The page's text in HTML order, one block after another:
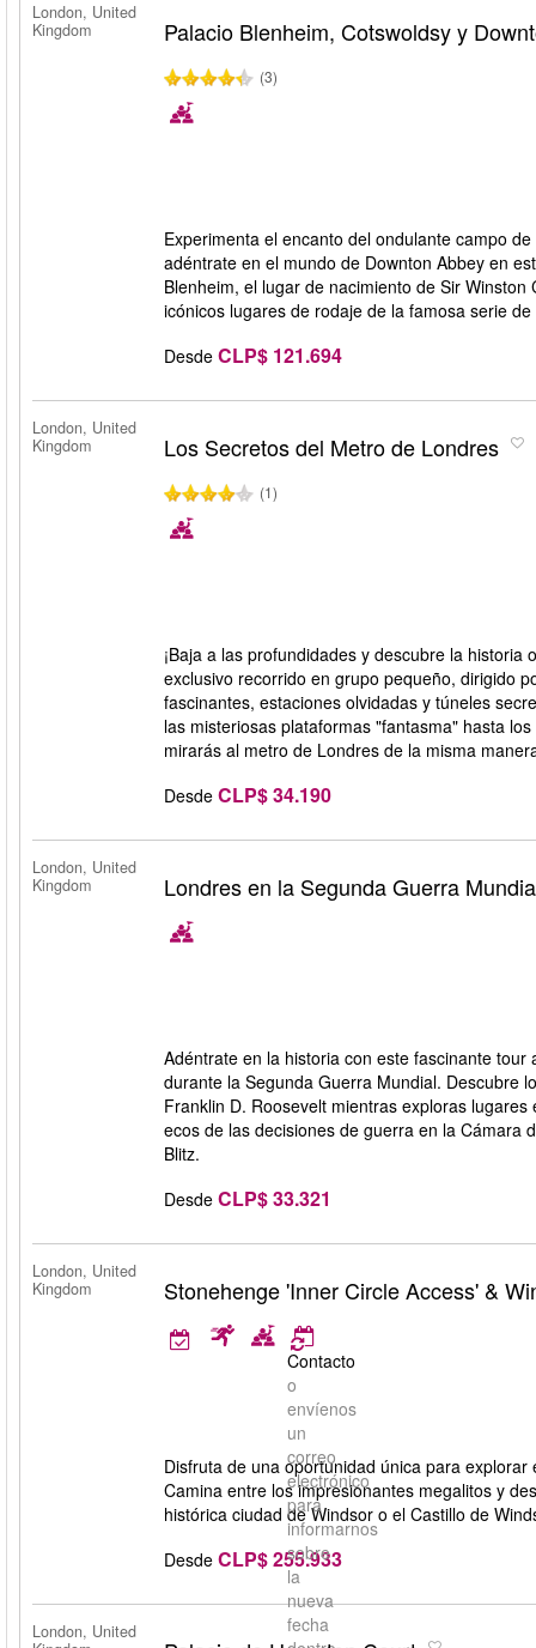
London, United
Kingdom
Palacio Blenheim, Cotswoldsy y
(3)
Experimenta el encanto del ondulante campo
adéntrate en el mundo de Downton Abbey en
Blenheim, el lugar de nacimiento de Sir
icónicos lugares de rodaje de la famosa serie
Desde CLP$ 121.694
London, United
Kingdom
Los Secretos del Metro de Londres
(1)
¡Baja a las profundidades y descubre la
exclusivo recorrido en grupo pequeño, dirigido
fascinantes, estaciones olvidadas y túneles
las misteriosas plataformas "fantasma" hasta
mirarás al metro de Londres de la misma
Desde CLP$ 34.190
London, United
Kingdom
Londres en la Segunda Guerra
Adéntrate en la historia con este fascinante
durante la Segunda Guerra Mundial. Descubre
Franklin D. Roosevelt mientras exploras
ecos de las decisiones de guerra en la Cámara
Blitz.
Desde CLP$ 33.321
London, United
Kingdom
Stonehenge 'Inner Circle Access' &
Contacto
o
envíenos
un
correo
electrónico
para
informarnos
sobre
la
nueva
fecha
Disfruta de una oportunidad única para
Camina entre los impresionantes megalitos y
histórica ciudad de Windsor o el Castillo de
Desde CLP$ 255.933
London, United